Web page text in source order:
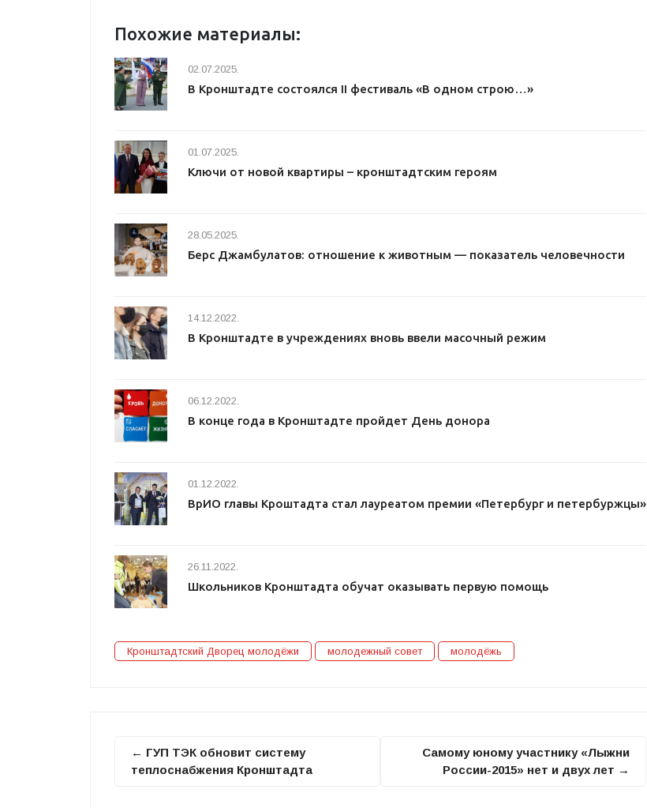
Похожие материалы:
02.07.2025.
В Кронштадте состоялся II фестиваль «В одном строю…»
01.07.2025.
Ключи от новой квартиры – кронштадтским героям
28.05.2025.
Берс Джамбулатов: отношение к животным — показатель человечности
14.12.2022.
В Кронштадте в учреждениях вновь ввели масочный режим
06.12.2022.
В конце года в Кронштадте пройдет День донора
01.12.2022.
ВрИО главы Кроштадта стал лауреатом премии «Петербург и петербуржцы»
26.11.2022.
Школьников Кронштадта обучат оказывать первую помощь
Кронштадтский Дворец молодёжи молодежный совет молодёжь
← ГУП ТЭК обновит систему
теплоснабжения Кронштадта
Самому юному участнику «Лыжни
России-2015» нет и двух лет →